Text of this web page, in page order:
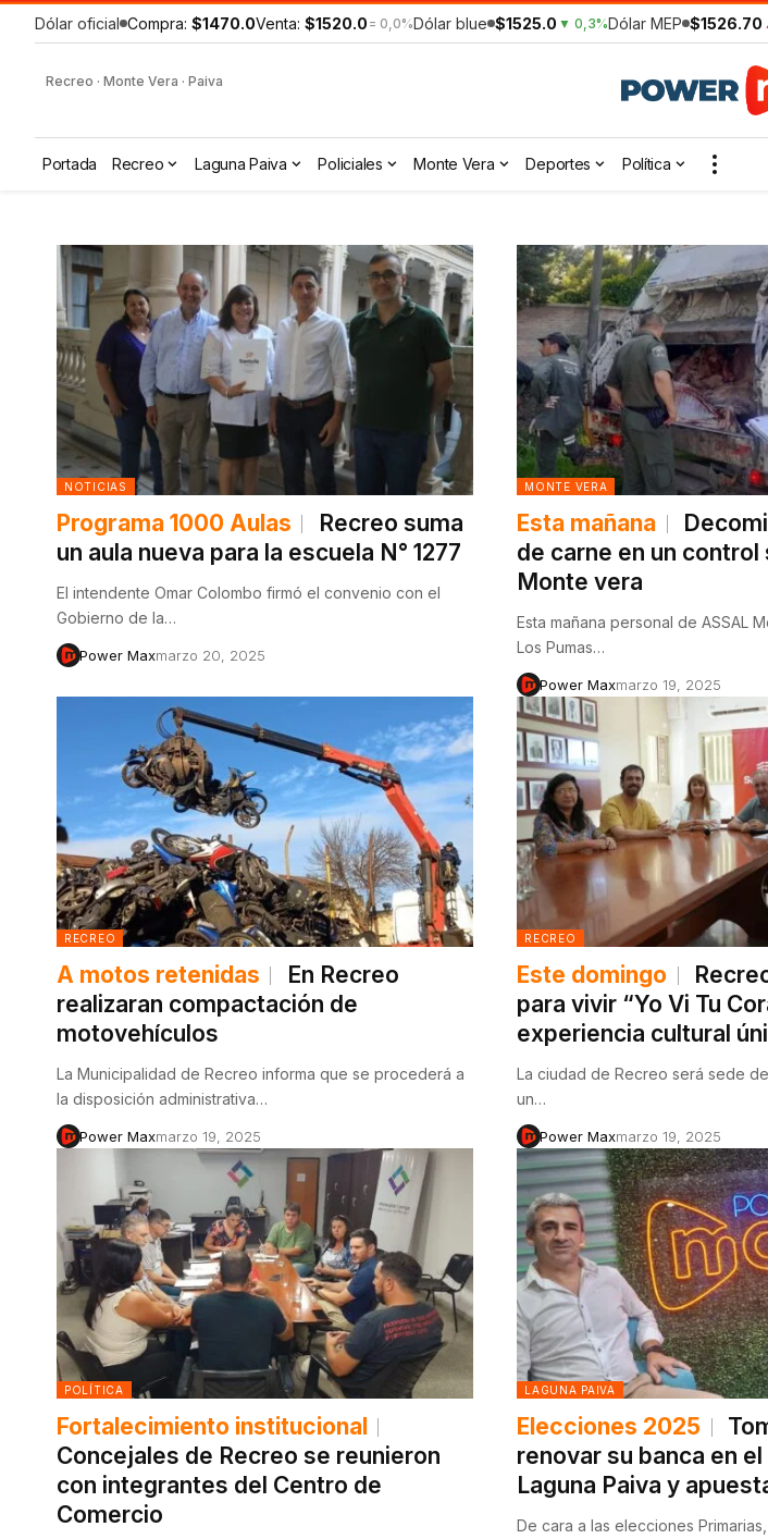
Dólar oficial Compra: $1470.0Venta: $1520.0 = 0,0%Dólar blue $1525.0 ▼ 0,3%Dólar MEP $1526.70
Recreo · Monte Vera · Paiva
Portada Recreo Laguna Paiva Policiales Monte Vera Deportes Política
NOTICIAS
Programa 1000 Aulas
Recreo suma
un aula nueva para la escuela N° 1277
El intendente Omar Colombo firmó el convenio con el
Gobierno de la…
Power Maxmarzo 20, 2025
MONTE VERA
Esta mañana
de carne en un control
Monte vera
Esta mañana personal de ASSAL
Los Pumas…
Power Maxmarzo 19, 2025
RECREO
A motos retenidas
En Recreo
realizaran compactación de
motovehículos
La Municipalidad de Recreo informa que se procederá a
la disposición administrativa…
Power Maxmarzo 19, 2025
RECREO
Este domingo
para vivir “Yo Vi Tu
experiencia cultural
La ciudad de Recreo será sede
un…
Power Maxmarzo 19, 2025
POLÍTICA
Fortalecimiento institucional
Concejales de Recreo se reunieron
con integrantes del Centro de
Comercio
LAGUNA PAIVA
Elecciones 2025
renovar su banca en
Laguna Paiva y
De cara a las elecciones